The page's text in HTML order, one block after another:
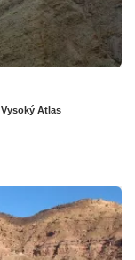
Vysoký Atlas